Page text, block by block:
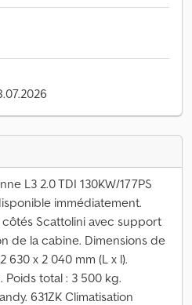
L3 2.0 TDI 130KW/177PS
immédiatement.
Scattolini avec support
de la cabine. Dimensions de
x 2 040 mm (L x l).
Poids total : 3 500 kg.
631ZK Climatisation